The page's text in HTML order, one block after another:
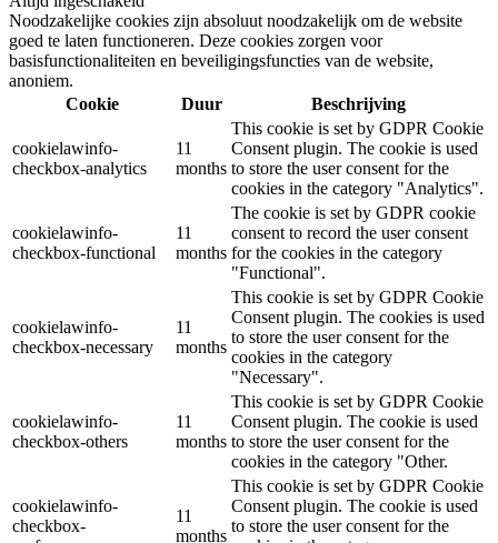
Noodzakelijke cookies zijn absoluut noodzakelijk om de website
goed te laten functioneren. Deze cookies zorgen voor
basisfunctionaliteiten en beveiligingsfuncties van de website,
anoniem.
Cookie
Duur Beschrijving
cookielawinfo-
checkbox-analytics
11
months
This cookie is set by GDPR Cookie
Consent plugin. The cookie is used
to store the user consent for the
cookies in the category "Analytics".
cookielawinfo-
checkbox-functional
11
months
The cookie is set by GDPR cookie
consent to record the user consent
for the cookies in the category
"Functional".
cookielawinfo-
checkbox-necessary
11
months
This cookie is set by GDPR Cookie
Consent plugin. The cookies is used
to store the user consent for the
cookies in the category
"Necessary".
cookielawinfo-
checkbox-others
11
months
This cookie is set by GDPR Cookie
Consent plugin. The cookie is used
to store the user consent for the
cookies in the category "Other.
cookielawinfo-
checkbox-
11
months
This cookie is set by GDPR Cookie
Consent plugin. The cookie is used
to store the user consent for the